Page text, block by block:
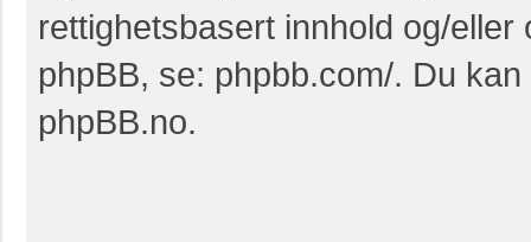
rettighetsbasert innhold og/
phpBB, se: phpbb.com/. Du
phpBB.no.